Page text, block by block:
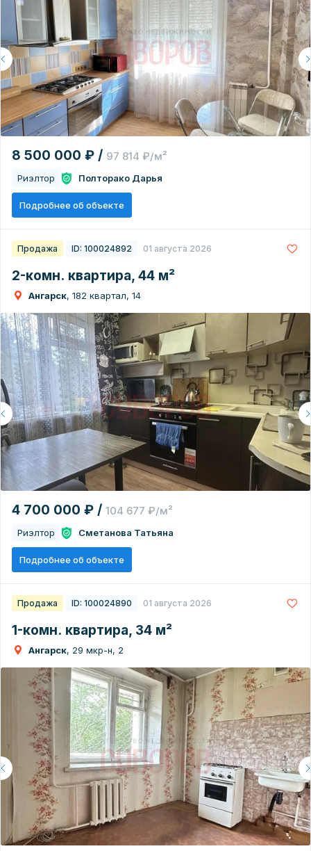
8 500 000 ₽ / 97 814 ₽/м²
Риэлтор Полторако Дарья
Подробнее об объекте
Продажа ID: 100024892 01 августа 2026
2-комн. квартира, 44 м²
Ангарск, 182 квартал, 14
4 700 000 ₽ / 104 677 ₽/м²
Риэлтор Сметанова Татьяна
Подробнее об объекте
Продажа ID: 100024890 01 августа 2026
1-комн. квартира, 34 м²
Ангарск, 29 мкр-н, 2